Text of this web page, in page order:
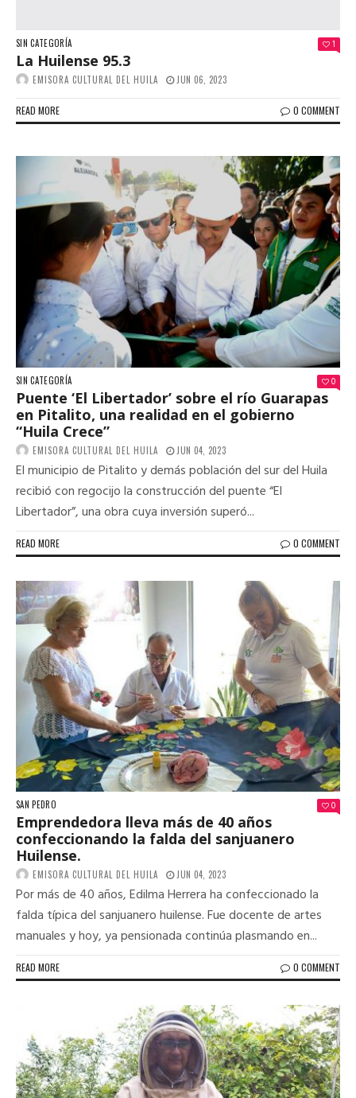
SIN CATEGORÍA 1
La Huilense 95.3
EMISORA CULTURAL DEL HUILA JUN 06, 2023
READ MORE 0 COMMENT
SIN CATEGORÍA 0
Puente ‘El Libertador’ sobre el río Guarapas
en Pitalito, una realidad en el gobierno
“Huila Crece”
EMISORA CULTURAL DEL HUILA JUN 04, 2023
El municipio de Pitalito y demás población del sur del Huila
recibió con regocijo la construcción del puente “El
Libertador”, una obra cuya inversión superó...
READ MORE 0 COMMENT
SAN PEDRO 0
Emprendedora lleva más de 40 años
confeccionando la falda del sanjuanero
Huilense.
EMISORA CULTURAL DEL HUILA JUN 04, 2023
Por más de 40 años, Edilma Herrera ha confeccionado la
falda típica del sanjuanero huilense. Fue docente de artes
manuales y hoy, ya pensionada continúa plasmando en...
READ MORE 0 COMMENT